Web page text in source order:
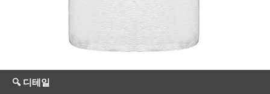
🔍 디테일